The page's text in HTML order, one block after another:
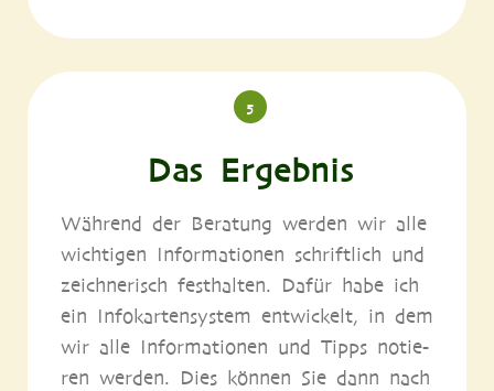
5
Das Ergebnis
Wäh­rend der Bera­tung wer­den wir alle
wich­ti­gen Infor­ma­tio­nen schrift­lich und
zeich­ne­risch fest­hal­ten. Dafür habe ich
ein Info­kar­ten­sys­tem ent­wi­ckelt, in dem
wir alle Infor­ma­tio­nen und Tipps notie­
ren wer­den. Dies kön­nen Sie dann nach